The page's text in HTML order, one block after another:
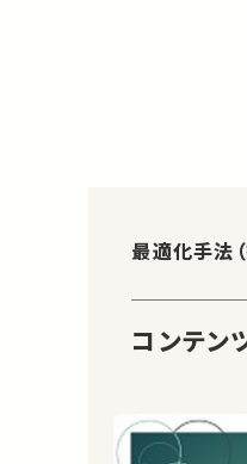
最適化手法
コンテン